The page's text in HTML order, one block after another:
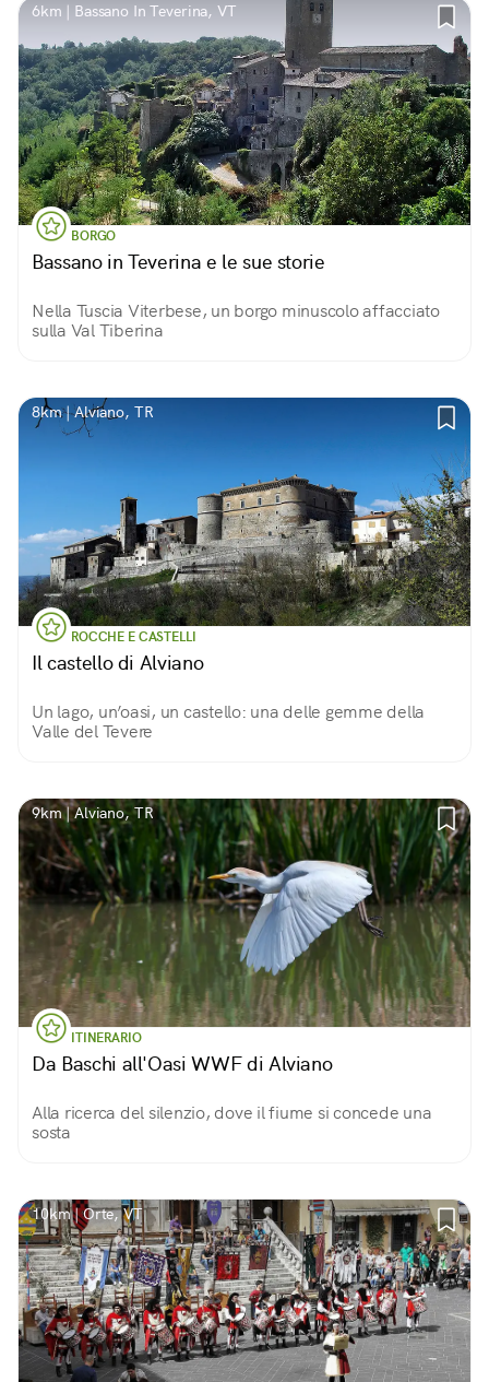
6km | Bassano In Teverina, VT
BORGO
Bassano in Teverina e le sue storie
Nella Tuscia Viterbese, un borgo minuscolo affacciato
sulla Val Tiberina
8km | Alviano, TR
ROCCHE E CASTELLI
Il castello di Alviano
Un lago, un’oasi, un castello: una delle gemme della
Valle del Tevere
9km | Alviano, TR
ITINERARIO
Da Baschi all'Oasi WWF di Alviano
Alla ricerca del silenzio, dove il fiume si concede una
sosta
10km | Orte, VT